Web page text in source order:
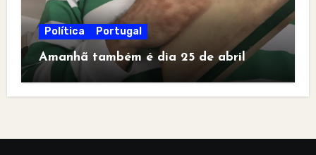
Política Portugal
Amanhã também é dia 25 de abril